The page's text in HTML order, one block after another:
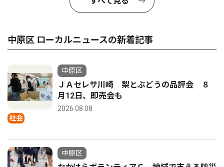
中原区 ローカルニュースの新着記事
社会
中原区
ＪＡセレサ川崎 梨とぶどうの品評会 ８
月12日、即売会も
2026.08.08
中原区